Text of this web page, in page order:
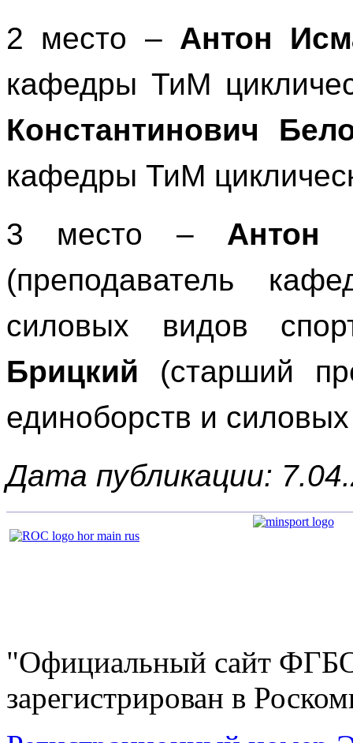
2 место – Антон
кафедры ТиМ
Константинович
кафедры ТиМ
3 место – Антон
(преподаватель
силовых видов
Брицкий (старший
единоборств и
Дата публикации:
"Официальный сайт
зарегистрирован в